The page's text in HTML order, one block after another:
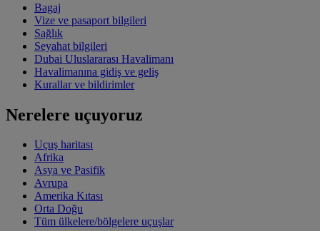
Bagaj
Vize ve pasaport bilgileri
Sağlık
Seyahat bilgileri
Dubai Uluslararası Havalimanı
Havalimanına gidiş ve geliş
Kurallar ve bildirimler
Nerelere uçuyoruz
Uçuş haritası
Afrika
Asya ve Pasifik
Avrupa
Amerika Kıtası
Orta Doğu
Tüm ülkelere/bölgelere uçuşlar